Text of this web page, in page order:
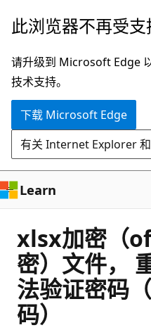
跳
主
要
内
此浏览器不再受支
请升级到 Microsoft Edge
技术支持。
下载 Microsoft Edge
有关 Internet Explorer
Learn
xlsx加密（
密）文件，
法验证密码
码）